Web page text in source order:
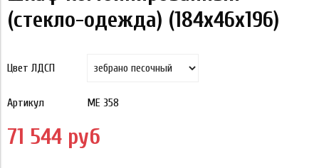
(стекло-одежда) (184x46x196)
Цвет ЛДСП
Артикул МЕ 358
71 544 руб